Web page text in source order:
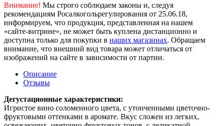
Внимание! Мы строго соблюдаем законы и, следуя
рекомендациям Росалкогольрегулирования от 25.06.18,
информируем, что продукция, представленная на нашем
«сайте-витрине», не может быть куплена дистанционно и
доступна только для покупки в наших магазинах. Обращаем
внимание, что внешний вид товара может отличаться от
изображений на сайте в зависимости от партии.
Описание
Отзывы
Дегустационные характеристики:
Игристое вино соломенного цвета, с утонченными цветочно-
фруктовыми оттенками в аромате. Вкус сложен из легких,